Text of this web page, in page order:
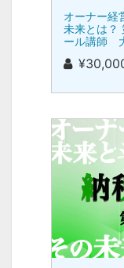
オーナー経
未来とは？
ール講師